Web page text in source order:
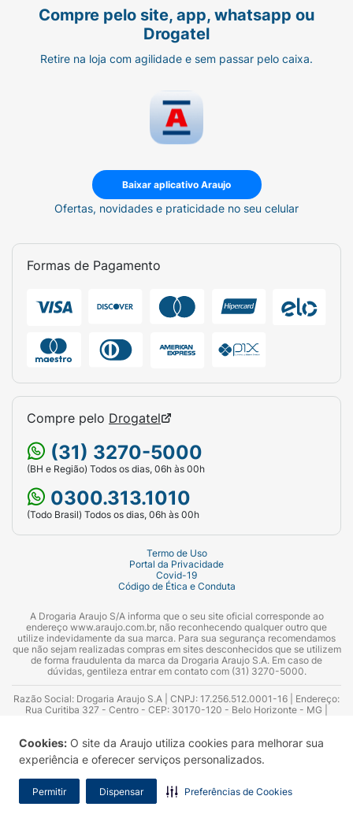
Cookies: O site da Araujo utiliza cookies para melhorar sua
experiência e oferecer serviços personalizados.
Permitir Dispensar Preferências de Cookies
Compre pelo site, app, whatsapp ou
Drogatel
Retire na loja com agilidade e sem passar pelo caixa.
Baixar aplicativo Araujo
Ofertas, novidades e praticidade no seu celular
Formas de Pagamento
Compre pelo Drogatel
(31) 3270-5000
(BH e Região) Todos os dias, 06h às 00h
0300.313.1010
(Todo Brasil) Todos os dias, 06h às 00h
Termo de Uso
Portal da Privacidade
Covid-19
Código de Ética e Conduta
A Drogaria Araujo S/A informa que o seu site oficial corresponde ao
endereço www.araujo.com.br, não reconhecendo qualquer outro que
utilize indevidamente da sua marca. Para sua segurança recomendamos
que não sejam realizadas compras em sites desconhecidos que se utilizem
de forma fraudulenta da marca da Drogaria Araujo S.A. Em caso de
dúvidas, gentileza entrar em contato com (31) 3270-5000.
Razão Social: Drogaria Araujo S.A | CNPJ: 17.256.512.0001-16 | Endereço:
Rua Curitiba 327 - Centro - CEP: 30170-120 - Belo Horizonte - MG |
Azevedo Guimarães – CRF 10.965 | Yasmin Silva Alvarenga – CRF 52.584 -
Consultor substituto: Thiago Aguiar Pinheiro - CRF Nº 13.748. Alvará
Sanitário: 2025020713 | Autorização de Funcionamento da Empresa (AFE):